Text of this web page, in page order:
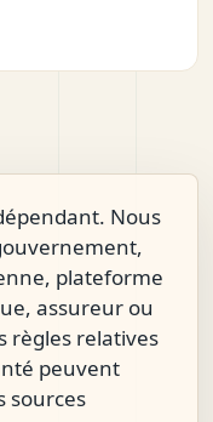
Nous
plateforme
assureur ou
règles relatives
peuvent
sources